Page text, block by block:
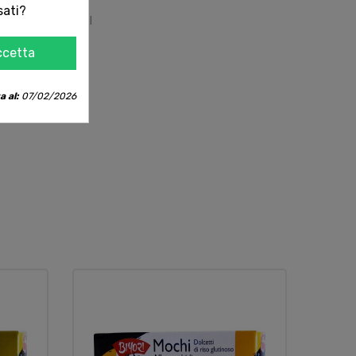
100g
kJ / kcal
g
g
g
al:07/02/2026